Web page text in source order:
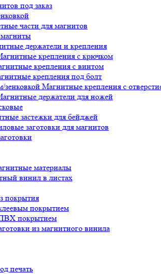
под заказ
части для магнитов
держатели и крепления
крепления с крючком
крепления с винтом
крепления под болт
Магнитные крепления с
держатели для ножей
застежки для бейджей
заготовки для магнитов
материалы
винил в листах
покрытия
покрытием
покрытием
из магнитного винила
печать